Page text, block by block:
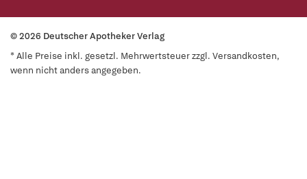
© 2026 Deutscher Apotheker Verlag
* Alle Preise inkl. gesetzl. Mehrwertsteuer zzgl. Versandkosten,
wenn nicht anders angegeben.